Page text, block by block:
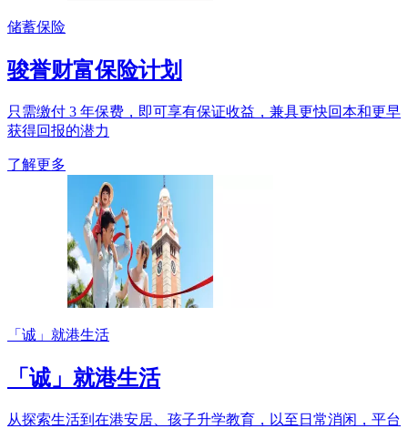
储蓄保险
骏誉财富保险计划
只需缴付 3 年保费，即可享有保证收益，兼具更快回本和更早
获得回报的潜力
了解更多
「诚」就港生活
「诚」就港生活
从探索生活到在港安居、孩子升学教育，以至日常消闲，平台